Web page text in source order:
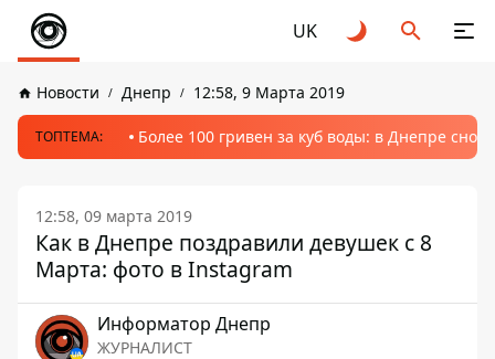
UK
Новости Днепр 12:58, 9 Марта 2019
ТОПТЕМА: Более 100 гривен за куб воды: в Днепре
12:58, 09 марта 2019
Как в Днепре поздравили девушек с 8
Марта: фото в Instagram
Информатор Днепр
ЖУРНАЛИСТ